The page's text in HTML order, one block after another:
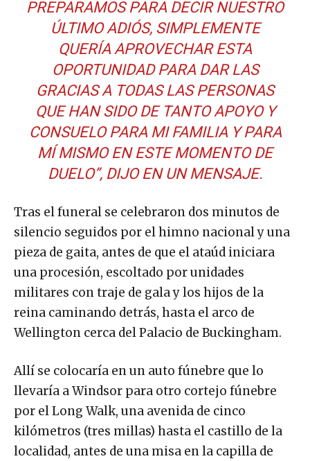
PREPARAMOS PARA DECIR NUESTRO
ÚLTIMO ADIÓS, SIMPLEMENTE
QUERÍA APROVECHAR ESTA
OPORTUNIDAD PARA DAR LAS
GRACIAS A TODAS LAS PERSONAS
QUE HAN SIDO DE TANTO APOYO Y
CONSUELO PARA MI FAMILIA Y PARA
MÍ MISMO EN ESTE MOMENTO DE
DUELO”, DIJO EN UN MENSAJE.
Tras el funeral se celebraron dos minutos de
silencio seguidos por el himno nacional y una
pieza de gaita, antes de que el ataúd iniciara
una procesión, escoltado por unidades
militares con traje de gala y los hijos de la
reina caminando detrás, hasta el arco de
Wellington cerca del Palacio de Buckingham.
Allí se colocaría en un auto fúnebre que lo
llevaría a Windsor para otro cortejo fúnebre
por el Long Walk, una avenida de cinco
kilómetros (tres millas) hasta el castillo de la
localidad, antes de una misa en la capilla de